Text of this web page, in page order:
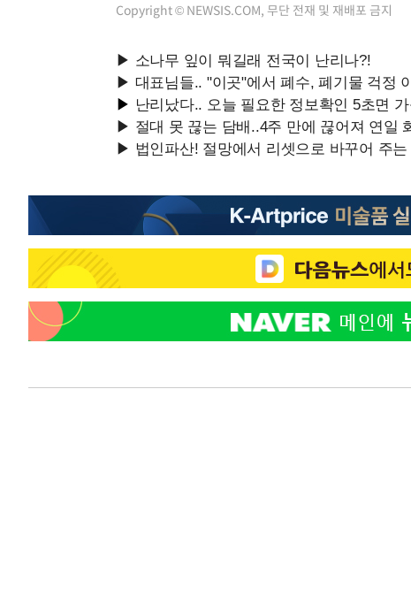
Copyright © NEWSIS.COM, 무단 전재 및 재배포 금지